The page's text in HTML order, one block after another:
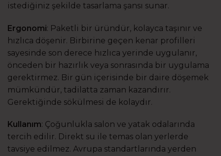
istediğiniz şekilde tasarlama şansı sunar.
Ergonomi: Paketli bir üründür, kolayca taşınır ve
hızlıca döşenir. Birbirine geçen kenar profilleri
sayesinde son derece hızlıca yerinde uygulanır,
önceden bir hazırlık veya sonrasında bir uygulama
gerektirmez. Bir gün içerisinde bir daire döşemek
mümkündür, tadilatta zaman kazandırır.
Gerektiğinde sökülmesi de kolaydır.
Kullanım: Çoğunlukla salon ve yatak odalarında
tercih edilir. Direkt su ile temas olan yerlerde
tavsiye edilmez. Avrupa standartlarında yerden